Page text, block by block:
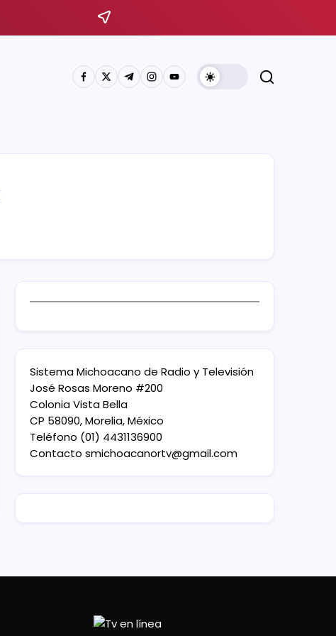
Sistema Michoacano de Radio y Televisión
José Rosas Moreno #200
Colonia Vista Bella
CP 58090, Morelia, México
Teléfono (01) 4431136900
Contacto smichoacanortv@gmail.com